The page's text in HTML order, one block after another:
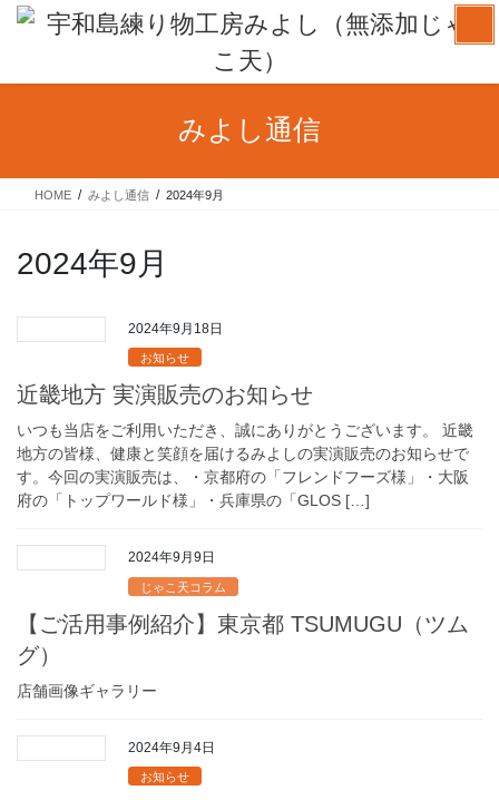
ン
ー
みよし通信
HOME みよし通信 2024年9月
2024年9月
2024年9月18日
お知らせ
近畿地方 実演販売のお知らせ
いつも当店をご利用いただき、誠にありがとうございます。 近畿
地方の皆様、健康と笑顔を届けるみよしの実演販売のお知らせで
す。今回の実演販売は、・京都府の「フレンドフーズ様」・大阪
府の「トップワールド様」・兵庫県の「GLOS […]
2024年9月9日
じゃこ天コラム
【ご活用事例紹介】東京都 TSUMUGU（ツム
グ）
店舗画像ギャラリー
2024年9月4日
お知らせ